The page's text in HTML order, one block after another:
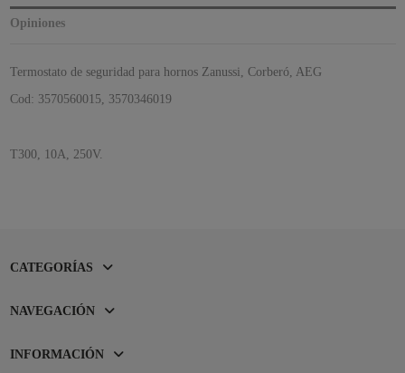
Opiniones
Termostato de seguridad para hornos Zanussi, Corberó, AEG
Cod: 3570560015, 3570346019
T300, 10A, 250V.
CATEGORÍAS
NAVEGACIÓN
INFORMACIÓN